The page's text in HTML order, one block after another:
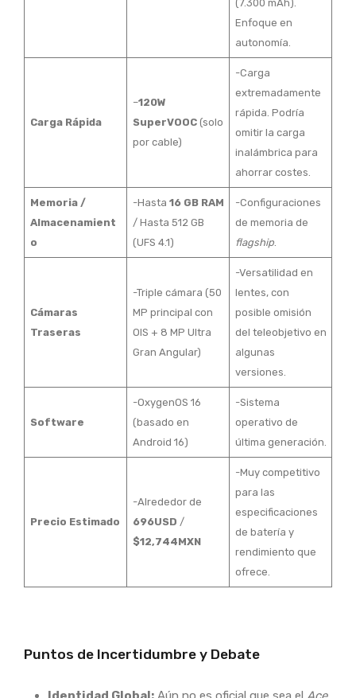
(7.300 mAh).
Enfoque en
autonomía.
Carga Rápida
–120W
SuperVOOC(solo
por cable)
-Carga
extremadamente
rápida. Podría
omitir la carga
inalámbrica para
ahorrar costes.
Memoria /
Almacenamient
o
-Hasta 16 GB RAM
/ Hasta 512 GB
(UFS 4.1)
-Configuraciones
de memoria de
flagship.
Cámaras
Traseras
-Triple cámara (50
MP principal con
OIS + 8 MP Ultra
Gran Angular)
-Versatilidad en
lentes, con
posible omisión
del teleobjetivo en
algunas
versiones.
Software
-OxygenOS 16
(basado en
Android 16)
-Sistema
operativo de
última generación.
Precio Estimado
-Alrededor de
696USD /
$12,744MXN
-Muy competitivo
para las
especificaciones
de batería y
rendimiento que
ofrece.
Puntos de Incertidumbre y Debate